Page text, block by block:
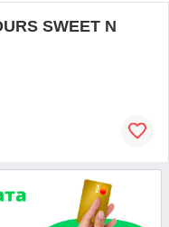
SWEET N